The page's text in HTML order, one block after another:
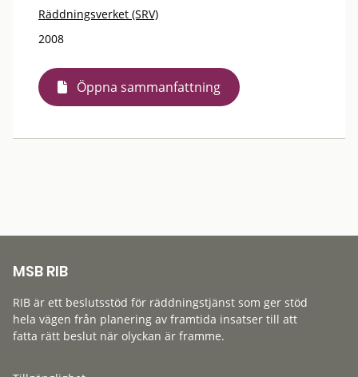
Räddningsverket (SRV)
2008
Öppna sammanfattning
MSB RIB
RIB är ett beslutsstöd för räddningstjänst som ger stöd
hela vägen från planering av framtida insatser till att
fatta rätt beslut när olyckan är framme.